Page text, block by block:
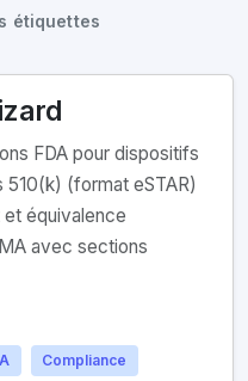
étiquettes
FDA pour dispositifs
(format eSTAR)
équivalence
avec sections
Compliance